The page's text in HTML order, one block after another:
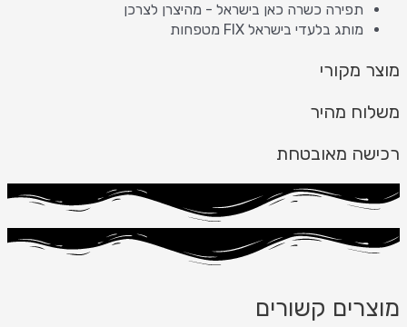
תפירה כשרה כאן בישראל - מהיצרן לצרכן
מותג בלעדי בישראל FIX מטפחות
מוצר מקורי
משלוח מהיר
רכישה מאובטחת
מוצרים קשורים